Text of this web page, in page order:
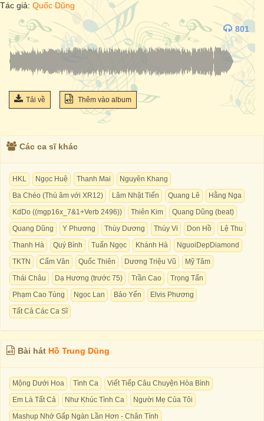
Tác giả: Quốc Dũng
801
Tải về Thêm vào album
Các ca sĩ khác
HKL Ngọc Huệ Thanh Mai
Nguyên Khang
Ba Chéo (Thú âm với XR12)
Lâm Nhật Tiến Quang Lê
Hằng Nga
KdDo ((mgp16x_7&1+Verb 2496))
Thiên Kim
Quang Dũng (beat)
Quang Dũng
Y Phương Thùy Dương Thúy Vi Don Hồ
Lệ Thu
Thanh Hà
Quý Bình Tuấn Ngọc Khánh Hà
NguoiDepDiamond
TKTN
Cẩm Vân Quốc Thiên Dương Triệu Vũ
Mỹ Tâm
Thái Châu
Dạ Hương (trước 75) Trần Cao
Trọng Tấn
Phạm Cao Tùng
Ngọc Lan Bảo Yến
Elvis Phương
Tất Cả Các Ca Sĩ
Bài hát Hồ Trung Dũng
Mộng Dưới Hoa Tình Ca
Viết Tiếp Câu Chuyện Hòa Bình
Em Là Tất Cả
Như Khúc Tình Ca
Người Mẹ Của Tôi
Mashup Nhớ Gấp Ngàn Lần Hơn - Chân Tình